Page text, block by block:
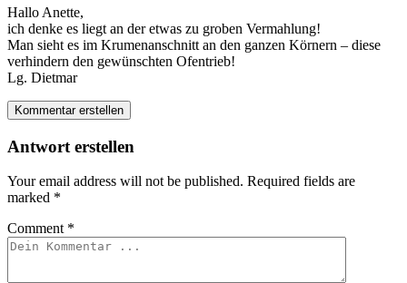
Hallo Anette,
ich denke es liegt an der etwas zu groben Vermahlung!
Man sieht es im Krumenanschnitt an den ganzen Körnern – diese
verhindern den gewünschten Ofentrieb!
Lg. Dietmar
Kommentar erstellen
Antwort erstellen
Your email address will not be published. Required fields are
marked *
Comment *